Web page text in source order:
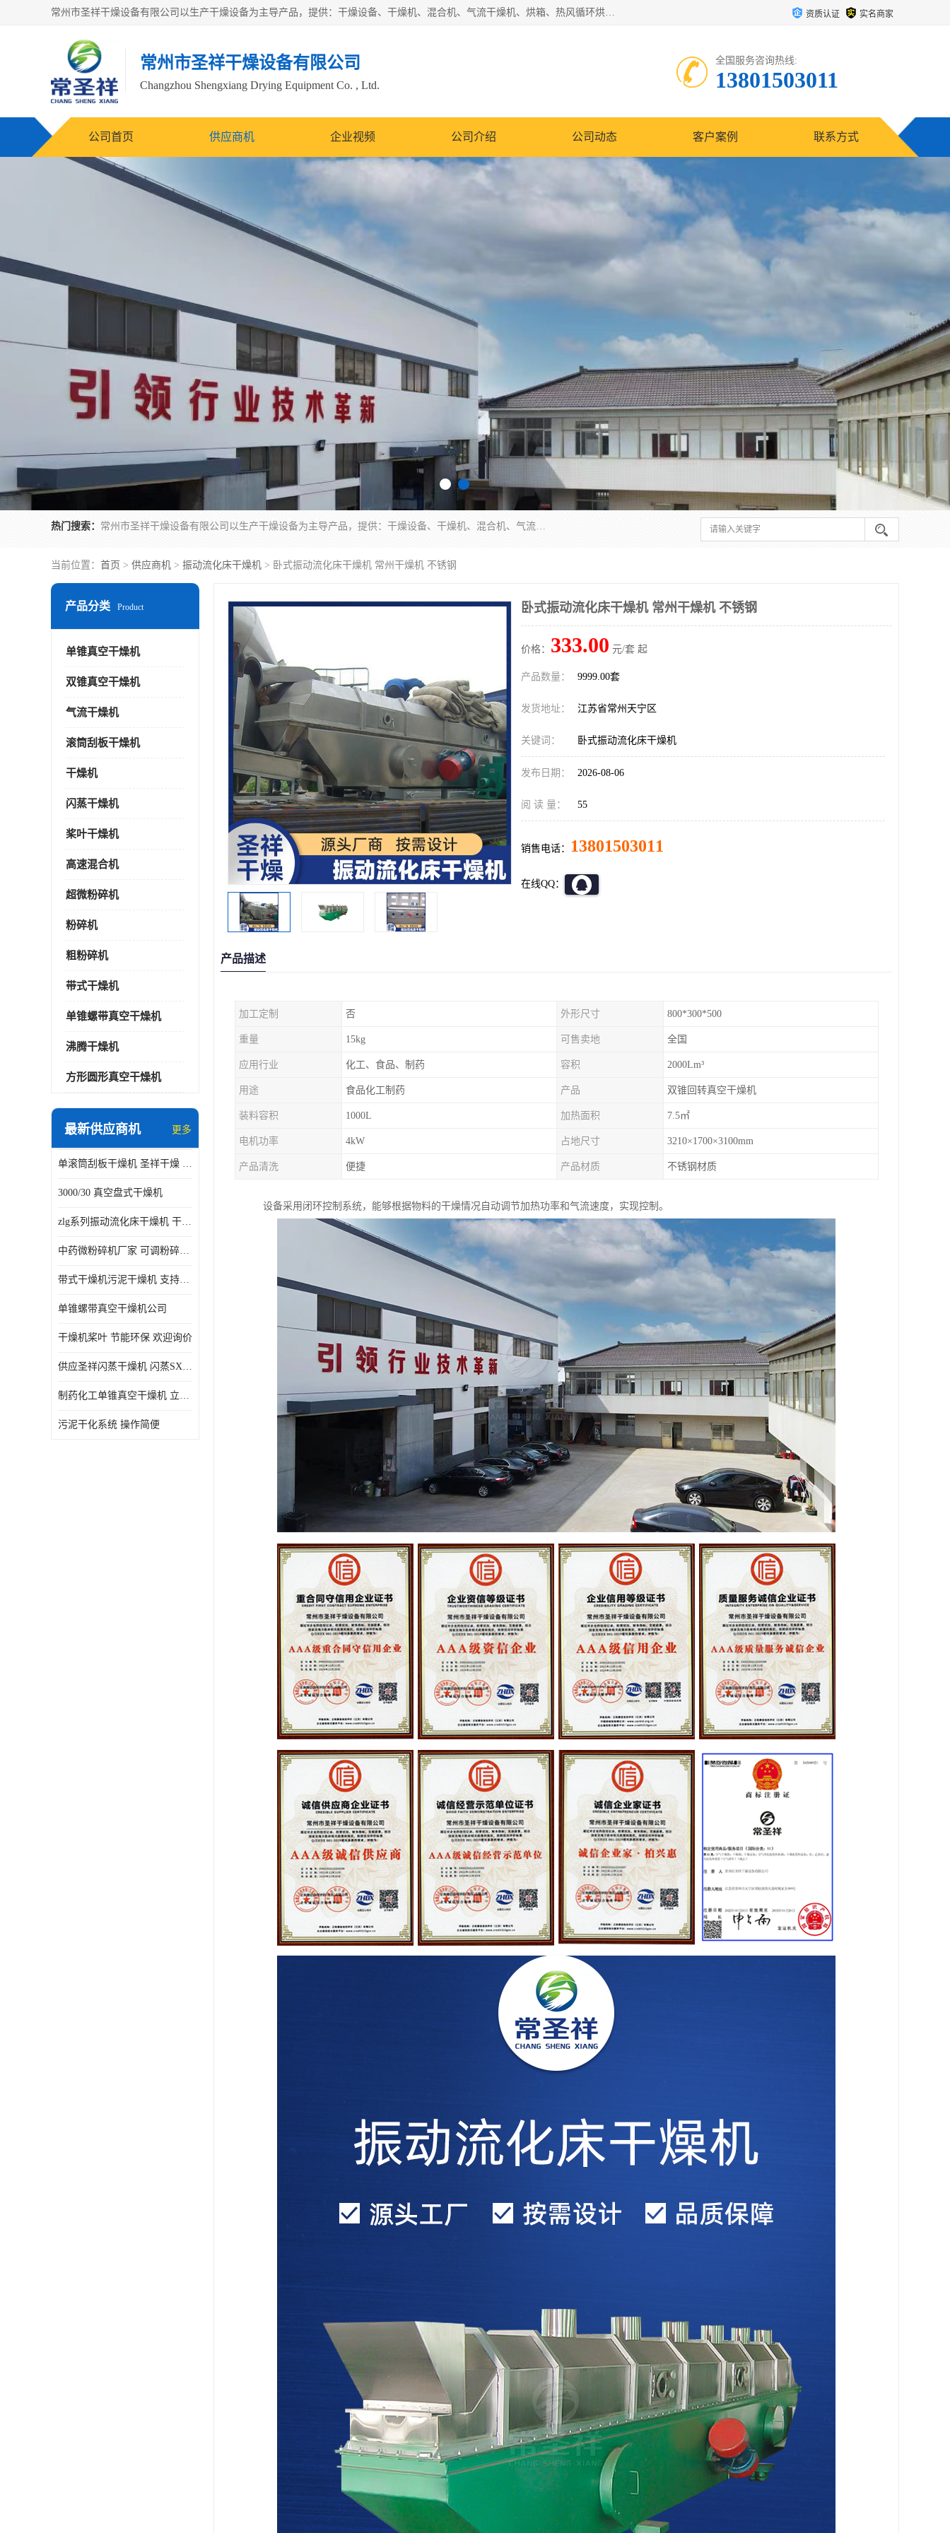
常州市圣祥干燥设备有限公司以生产干燥设备为主导产品，提供：干燥设备、干燥机、混合机、气流干燥机、烘箱、热风循环烘箱、沸腾干燥机、烘干机、喷雾干燥机等产品的生产、制造与销售服务。 资质认证 实名商家
常州市圣祥干燥设备有限公司
Changzhou Shengxiang Drying Equipment Co. , Ltd.
全国服务咨询热线:
13801503011
公司首页 供应商机 企业视频 公司介绍 公司动态 客户案例 联系方式
热门搜索： 常州市圣祥干燥设备有限公司以生产干燥设备为主导产品，提供：干燥设备、干燥机、混合机、气流干燥机、烘箱、热风循环烘箱、沸腾干燥机、烘干机、喷雾干燥机等产品的生产、制造与销售服务。
当前位置： 首页 > 供应商机 > 振动流化床干燥机 > 卧式振动流化床干燥机 常州干燥机 不锈钢
产品分类 Product
单锥真空干燥机
双锥真空干燥机
气流干燥机
滚筒刮板干燥机
干燥机
闪蒸干燥机
桨叶干燥机
高速混合机
超微粉碎机
粉碎机
粗粉碎机
带式干燥机
单锥螺带真空干燥机
沸腾干燥机
方形圆形真空干燥机
最新供应商机 更多
单滚筒刮板干燥机 圣祥干燥 单辊
3000/30 真空盘式干燥机
zlg系列振动流化床干燥机 干燥速率 粉体干燥
中药微粉碎机厂家 可调粉碎粒度
带式干燥机污泥干燥机 支持定制 价格优惠
单锥螺带真空干燥机公司
干燥机桨叶 节能环保 欢迎询价
供应圣祥闪蒸干燥机 闪蒸SXG-16型干燥机
制药化工单锥真空干燥机 立式锥形螺带搅拌式真空烘干机
污泥干化系统 操作简便
卧式振动流化床干燥机 常州干燥机 不锈钢
价格： 333.00 元/套 起
产品数量： 9999.00套
发货地址： 江苏省常州天宁区
关键词： 卧式振动流化床干燥机
发布日期： 2026-08-06
阅 读 量： 55
销售电话： 13801503011
在线QQ：
产品描述
加工定制 否 外形尺寸 800*300*500
重量 15kg 可售卖地 全国
应用行业 化工、食品、制药 容积 2000Lm³
用途 食品化工制药 产品 双锥回转真空干燥机
装料容积 1000L 加热面积 7.5㎡
电机功率 4kW 占地尺寸 3210×1700×3100mm
产品清洗 便捷 产品材质 不锈钢材质
设备采用闭环控制系统，能够根据物料的干燥情况自动调节加热功率和气流速度，实现控制。